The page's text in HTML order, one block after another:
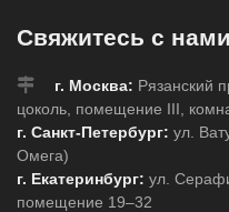
Свяжитесь с нами
г. Москва: Рязанский
цоколь, помещение III,
г. Санкт-Петербург: ул.
Омега)
г. Екатеринбург: ул.
помещение 19–32